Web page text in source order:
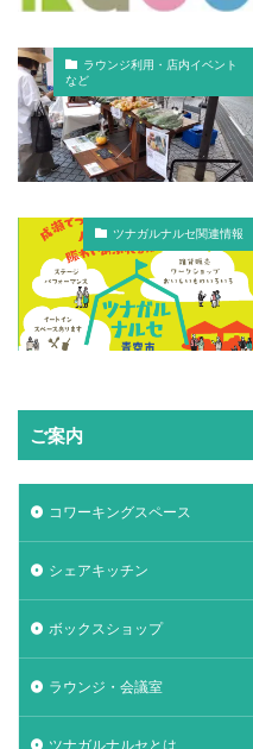
ラウンジ利用・店内イベント
など
ツナガルナルセ関連情報
ご案内
コワーキングスペース
シェアキッチン
ボックスショップ
ラウンジ・会議室
ツナガルナルセとは